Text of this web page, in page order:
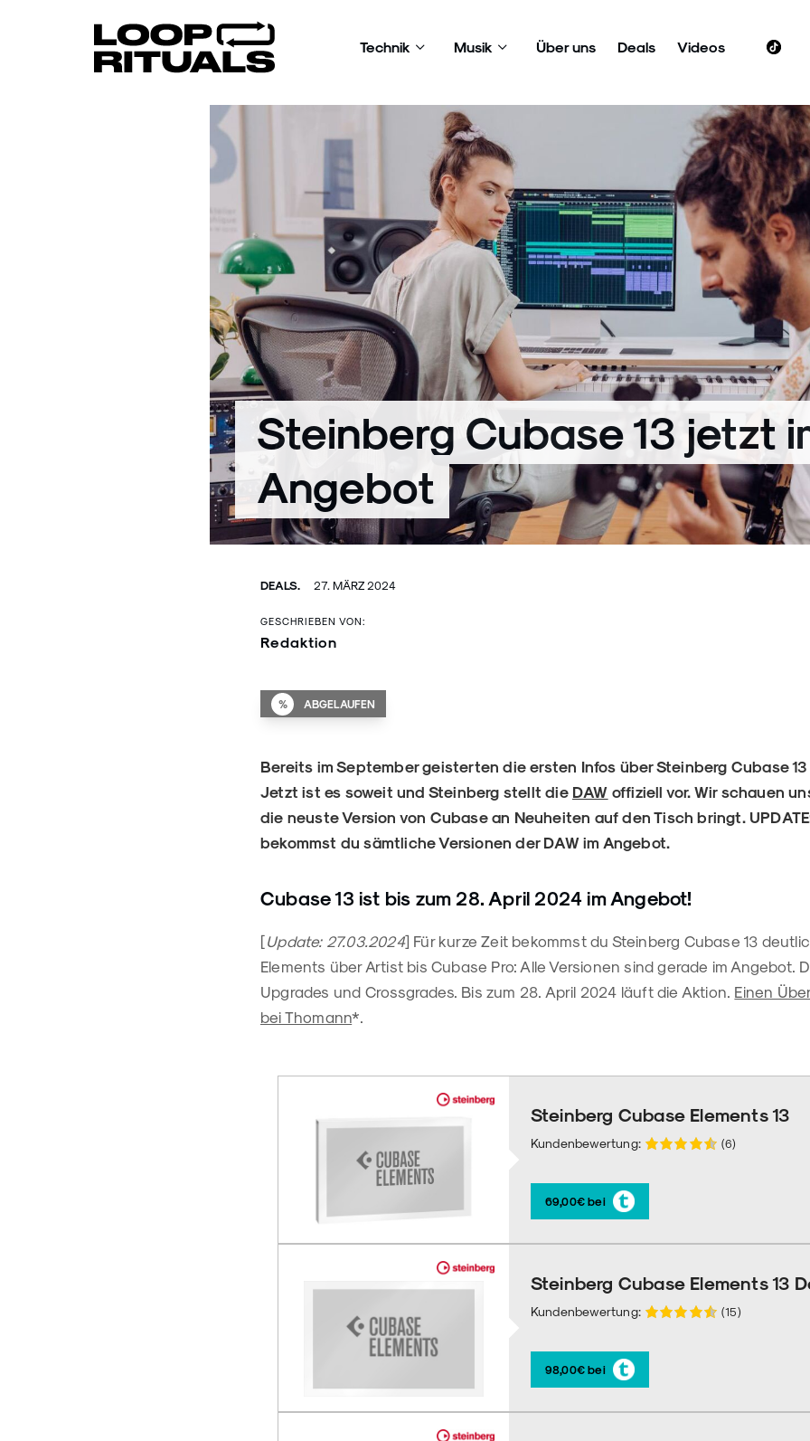
Technik Musik Über uns Deals Videos
Steinberg Cubase 13 jetzt
Angebot
DEALS. 27. MÄRZ 2024
GESCHRIEBEN VON:
Redaktion
% ABGELAUFEN
Bereits im September geisterten die ersten Infos über Steinberg Cubase
Jetzt ist es soweit und Steinberg stellt die DAW offiziell vor. Wir schauen
die neuste Version von Cubase an Neuheiten auf den Tisch bringt.
bekommst du sämtliche Versionen der DAW im Angebot.
Cubase 13 ist bis zum 28. April 2024 im Angebot!
[Update: 27.03.2024] Für kurze Zeit bekommst du Steinberg Cubase 13
Elements über Artist bis Cubase Pro: Alle Versionen sind gerade im Angebot.
Upgrades und Crossgrades. Bis zum 28. April 2024 läuft die Aktion. Einen
bei Thomann*.
Steinberg Cubase Elements 13
Kundenbewertung: (6)
69,00€ bei
Steinberg Cubase Elements 13
Kundenbewertung: (15)
98,00€ bei